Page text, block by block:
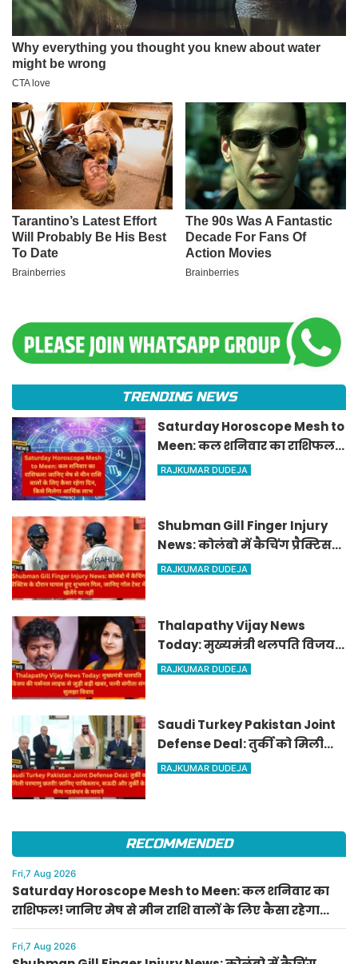
TRENDING NEWS
Saturday Horoscope Mesh to
Meen: कल शनिवार का राशिफल!
जानिए मेष से मीन राशि वालों के
RAJKUMAR DUDEJA
Shubman Gill Finger Injury
News: कोलंबो में कैचिंग प्रैक्टिस
के दौरान घायल हुए शुभमन गिल,
RAJKUMAR DUDEJA
Thalapathy Vijay News
Today: मुख्यमंत्री थलपति विजय
की पर्सनल लाइफ से जुड़ी बड़ी खबर,
RAJKUMAR DUDEJA
Saudi Turkey Pakistan Joint
Defense Deal: तुर्की को मिली
परमाणु छतरी! जानिए पाकिस्तान,
RAJKUMAR DUDEJA
RECOMMENDED
Fri,7 Aug 2026
Saturday Horoscope Mesh to Meen: कल शनिवार का
राशिफल! जानिए मेष से मीन राशि वालों के लिए कैसा रहेगा
दिन, किसे मिलेगा आर्थिक लाभ
Fri,7 Aug 2026